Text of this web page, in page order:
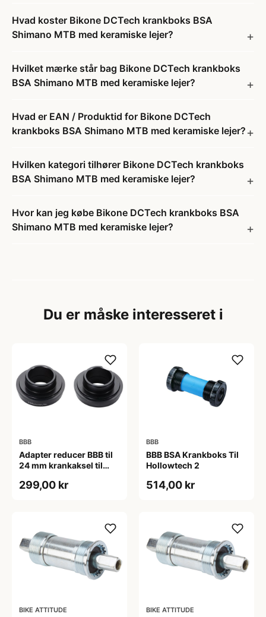
Hvad koster Bikone DCTech krankboks BSA
Shimano MTB med keramiske lejer?
Hvilket mærke står bag Bikone DCTech krankboks
BSA Shimano MTB med keramiske lejer?
Hvad er EAN / Produktid for Bikone DCTech
krankboks BSA Shimano MTB med keramiske lejer?
Hvilken kategori tilhører Bikone DCTech krankboks
BSA Shimano MTB med keramiske lejer?
Hvor kan jeg købe Bikone DCTech krankboks BSA
Shimano MTB med keramiske lejer?
Du er måske interesseret i
BBB
Adapter reducer BBB til
24 mm krankaksel til
299,00 kr
BBB
BBB BSA Krankboks Til
Hollowtech 2
514,00 kr
BIKE ATTITUDE BIKE ATTITUDE